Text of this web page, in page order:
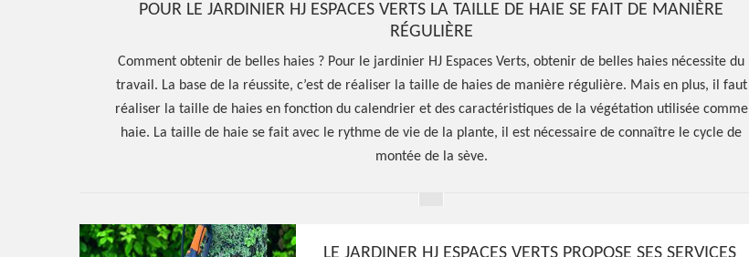
POUR LE JARDINIER HJ ESPACES VERTS LA TAILLE DE HAIE SE FAIT DE MANIÈRE
RÉGULIÈRE
Comment obtenir de belles haies ? Pour le jardinier HJ Espaces Verts, obtenir de belles haies nécessite du
travail. La base de la réussite, c’est de réaliser la taille de haies de manière régulière. Mais en plus, il faut
réaliser la taille de haies en fonction du calendrier et des caractéristiques de la végétation utilisée comme
haie. La taille de haie se fait avec le rythme de vie de la plante, il est nécessaire de connaître le cycle de
montée de la sève.
LE JARDINER HJ ESPACES VERTS PROPOSE SES SERVICES